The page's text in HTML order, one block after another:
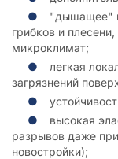
"дышащее"
грибков и
микроклимат;
легкая
загрязнений
высокая
разрывов даже
новостройки);